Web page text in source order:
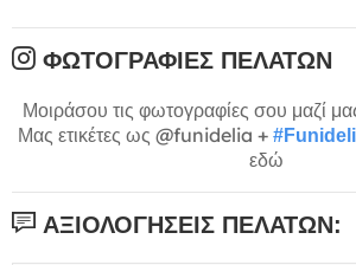
ΦΩΤΟΓΡΑΦΊΕΣ ΠΕΛΑΤΏΝ
Μοιράσου τις φωτογραφίες σου μαζί
Μας ετικέτες ως @funidelia +
εδώ
ΑΞΙΟΛΟΓΉΣΕΙΣ ΠΕΛΑΤΏΝ: